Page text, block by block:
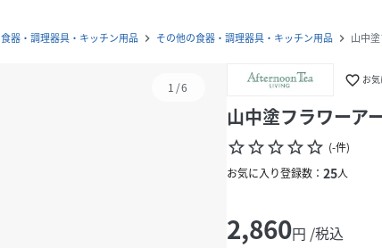
食器・調理器具・キッチン用品 navigate_next その他の食器・調理器具・キッチン用品 navigate_next 山中
1 /6 favorite_border お
山中塗フラワーア
star_borderstar_borderstar_borderstar_borderstar_border (-件)
お気に入り登録数： 25人
2,860円 /税込